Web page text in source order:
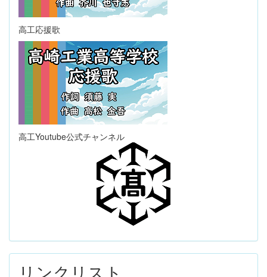
高工応援歌
高工Youtube公式チャンネル
リンクリスト